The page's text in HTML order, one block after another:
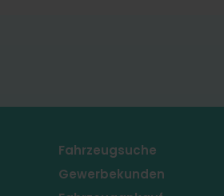
Fahrzeugsuche
Gewerbekunden